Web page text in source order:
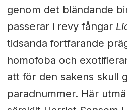
genom det bländande
passerar i revy fångar
tidsanda fortfarande
homofoba och
att för den sakens skull
paradnummer. Här